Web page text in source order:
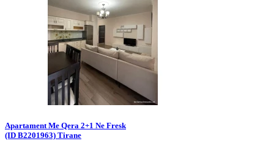
Apartament Me Qera 2+1 Ne Fresk
(ID B2201963) Tirane